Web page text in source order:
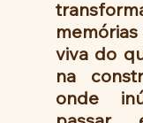
viva do
na
onde